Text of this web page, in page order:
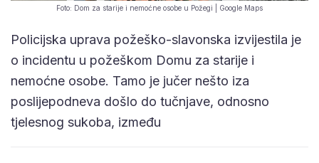
Foto: Dom za starije i nemoćne osobe u Požegi | Google Maps
Policijska uprava požeško-slavonska izvijestila je
o incidentu u požeškom Domu za starije i
nemoćne osobe. Tamo je jučer nešto iza
poslijepodneva došlo do tučnjave, odnosno
tjelesnog sukoba, između